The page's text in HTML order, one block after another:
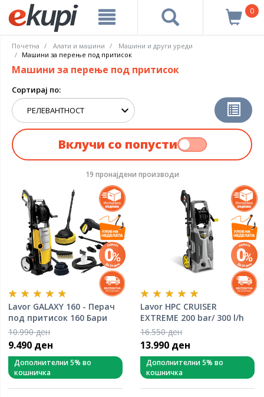
0
Почетна Алати и машини
Машини и други уреди
Машини за перење под притисок
Машини за перење под притисок
Сортирај по:
Вклучи со попусти
19 пронајдени производи
Lavor GALAXY 160 - Перач
под притисок 160 Бари
10.990 ден
9.490 ден
Дополнителни 5% во
кошничка
Lavor HPC CRUISER
EXTREME 200 bar/ 300 l/h
16.550 ден
13.990 ден
Дополнителни 5% во
кошничка